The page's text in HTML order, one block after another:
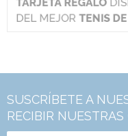
SUSCRÍBETE A
RECIBIR NUESTRAS